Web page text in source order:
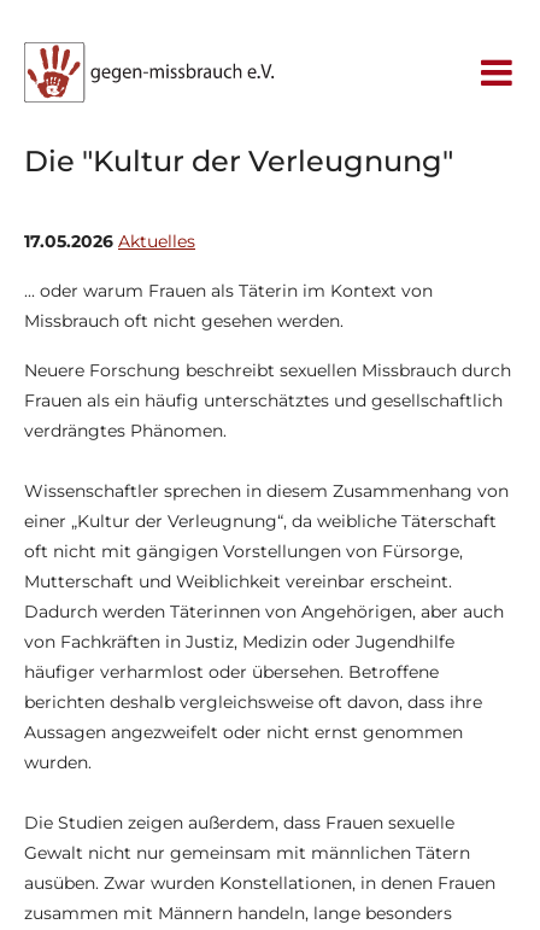
Die "Kultur der Verleugnung"
17.05.2026 Aktuelles
... oder warum Frauen als Täterin im Kontext von
Missbrauch oft nicht gesehen werden.
Neuere Forschung beschreibt sexuellen Missbrauch durch
Frauen als ein häufig unterschätztes und gesellschaftlich
verdrängtes Phänomen.
Wissenschaftler sprechen in diesem Zusammenhang von
einer „Kultur der Verleugnung“, da weibliche Täterschaft
oft nicht mit gängigen Vorstellungen von Fürsorge,
Mutterschaft und Weiblichkeit vereinbar erscheint.
Dadurch werden Täterinnen von Angehörigen, aber auch
von Fachkräften in Justiz, Medizin oder Jugendhilfe
häufiger verharmlost oder übersehen. Betroffene
berichten deshalb vergleichsweise oft davon, dass ihre
Aussagen angezweifelt oder nicht ernst genommen
wurden.
Die Studien zeigen außerdem, dass Frauen sexuelle
Gewalt nicht nur gemeinsam mit männlichen Tätern
ausüben. Zwar wurden Konstellationen, in denen Frauen
zusammen mit Männern handeln, lange besonders